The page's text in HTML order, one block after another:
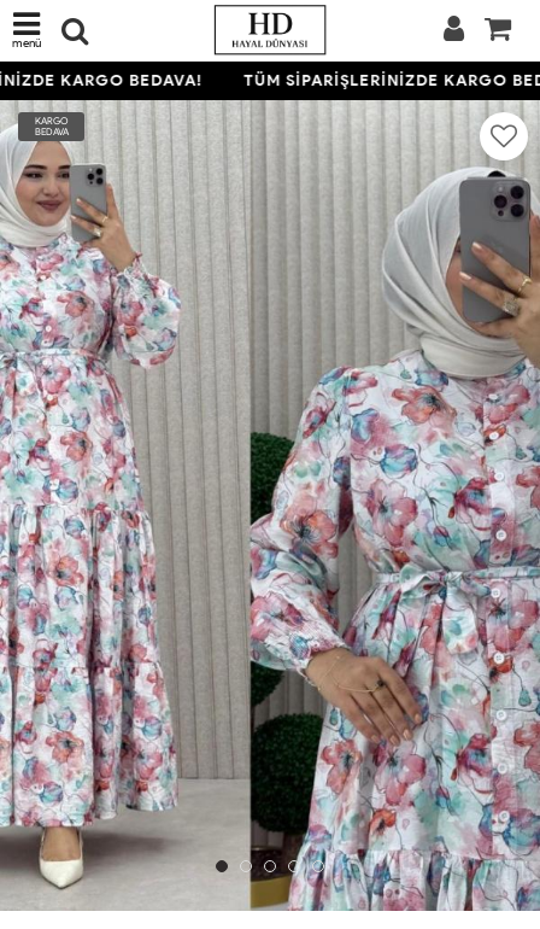
menü
KARGO BEDAVA! TÜM SİPARİŞLERİNİZDE KARGO
KARGO
BEDAVA